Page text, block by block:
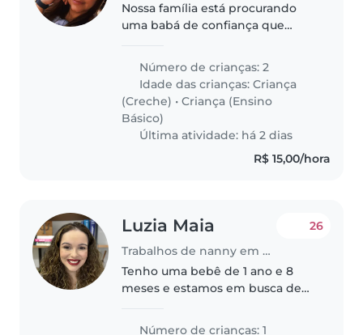
Nossa família está procurando
uma babá de confiança que
uma menina de 3 anos e um
menino de 8 anos. Precisamos
de alguém que se sinta
confortável em..
Número de crianças: 2
Idade das crianças:Criança
(Creche) •Criança (Ensino
Básico)
Última atividade: há 2 dias
R$ 15,00/hora
Luzia Maia
Trabalhos de nanny em São Paulo
26
Tenho uma bebê de 1 ano e 8
meses e estamos em busca de
Número de crianças: 1